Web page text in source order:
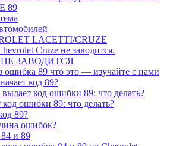
89
LACETTI/CRUZE
Cruze не заводится.
НЕ ЗАВОДИТСЯ
89 что это — изучайте с нами
код 89?
код ошибки 89: что делать?
ошибки 89: что делать?
89?
ошибок?
и 89